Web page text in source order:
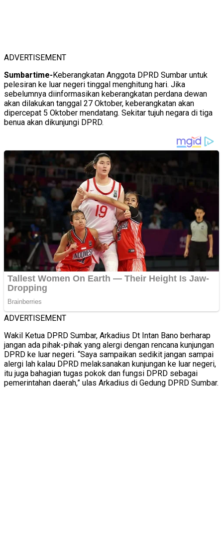
ADVERTISEMENT
Sumbartime- Keberangkatan Anggota DPRD Sumbar untuk
pelesiran ke luar negeri tinggal menghitung hari. Jika
sebelumnya diinformasikan keberangkatan perdana dewan
akan dilakukan tanggal 27 Oktober, keberangkatan akan
dipercepat 5 Oktober mendatang. Sekitar tujuh negara di tiga
benua akan dikunjungi DPRD.
ADVERTISEMENT
Wakil Ketua DPRD Sumbar, Arkadius Dt Intan Bano berharap
jangan ada pihak-pihak yang alergi dengan rencana kunjungan
DPRD ke luar negeri. “Saya sampaikan sedikit jangan sampai
alergi lah kalau DPRD melaksanakan kunjungan ke luar negeri,
itu juga bahagian tugas pokok dan fungsi DPRD sebagai
pemerintahan daerah,” ulas Arkadius di Gedung DPRD Sumbar.